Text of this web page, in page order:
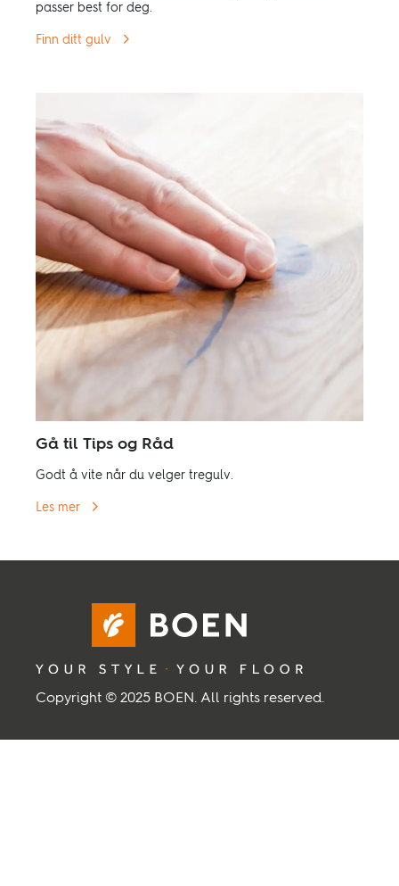
passer best for deg.
Finn ditt gulv
Gå til Tips og Råd
Godt å vite når du velger tregulv.
Les mer
Copyright © 2025 BOEN. All rights reserved.